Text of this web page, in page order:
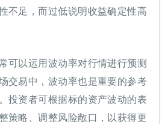
不足，而过低说明收益确定性高
可以运用波动率对行情进行预测
交易中，波动率也是重要的参考
投资者可根据标的资产波动的表
策略、调整风险敞口，以获得更